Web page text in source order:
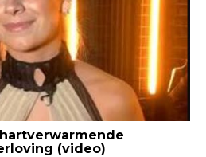
(video)